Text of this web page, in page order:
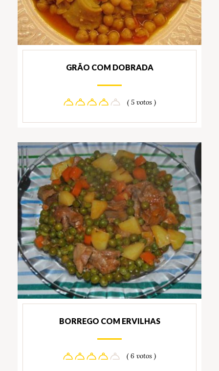
GRÃO COM DOBRADA
( 5 votos )
BORREGO COM ERVILHAS
( 6 votos )